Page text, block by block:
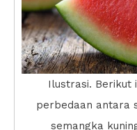
Ilustrasi. Berikut
perbedaan antara
semangka